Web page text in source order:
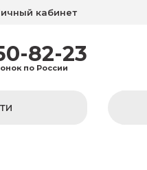
кабинет
82-23
по России